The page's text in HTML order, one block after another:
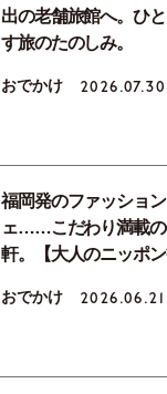
出の老舗旅館へ。ひ
す旅のたのしみ。
おでかけ 2026.07.30
福岡発のファッショ
ェ……こだわり満載の
軒。【大人のニッポン
おでかけ 2026.06.21